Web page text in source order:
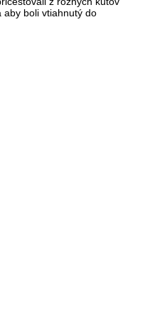
aby boli vtiahnutý do